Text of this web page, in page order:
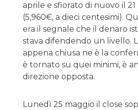
aprile e sfiorato di nuovo il 21
(5,960€, a dieci centesimi).
era il segnale che il denaro
stava difendendo un livello.
appena chiusa ne è la
è tornato su quei minimi, è
direzione opposta.
Lunedì 25 maggio il close